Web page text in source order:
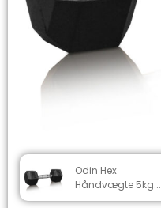
Odin Hex
Håndvægte 5kg...